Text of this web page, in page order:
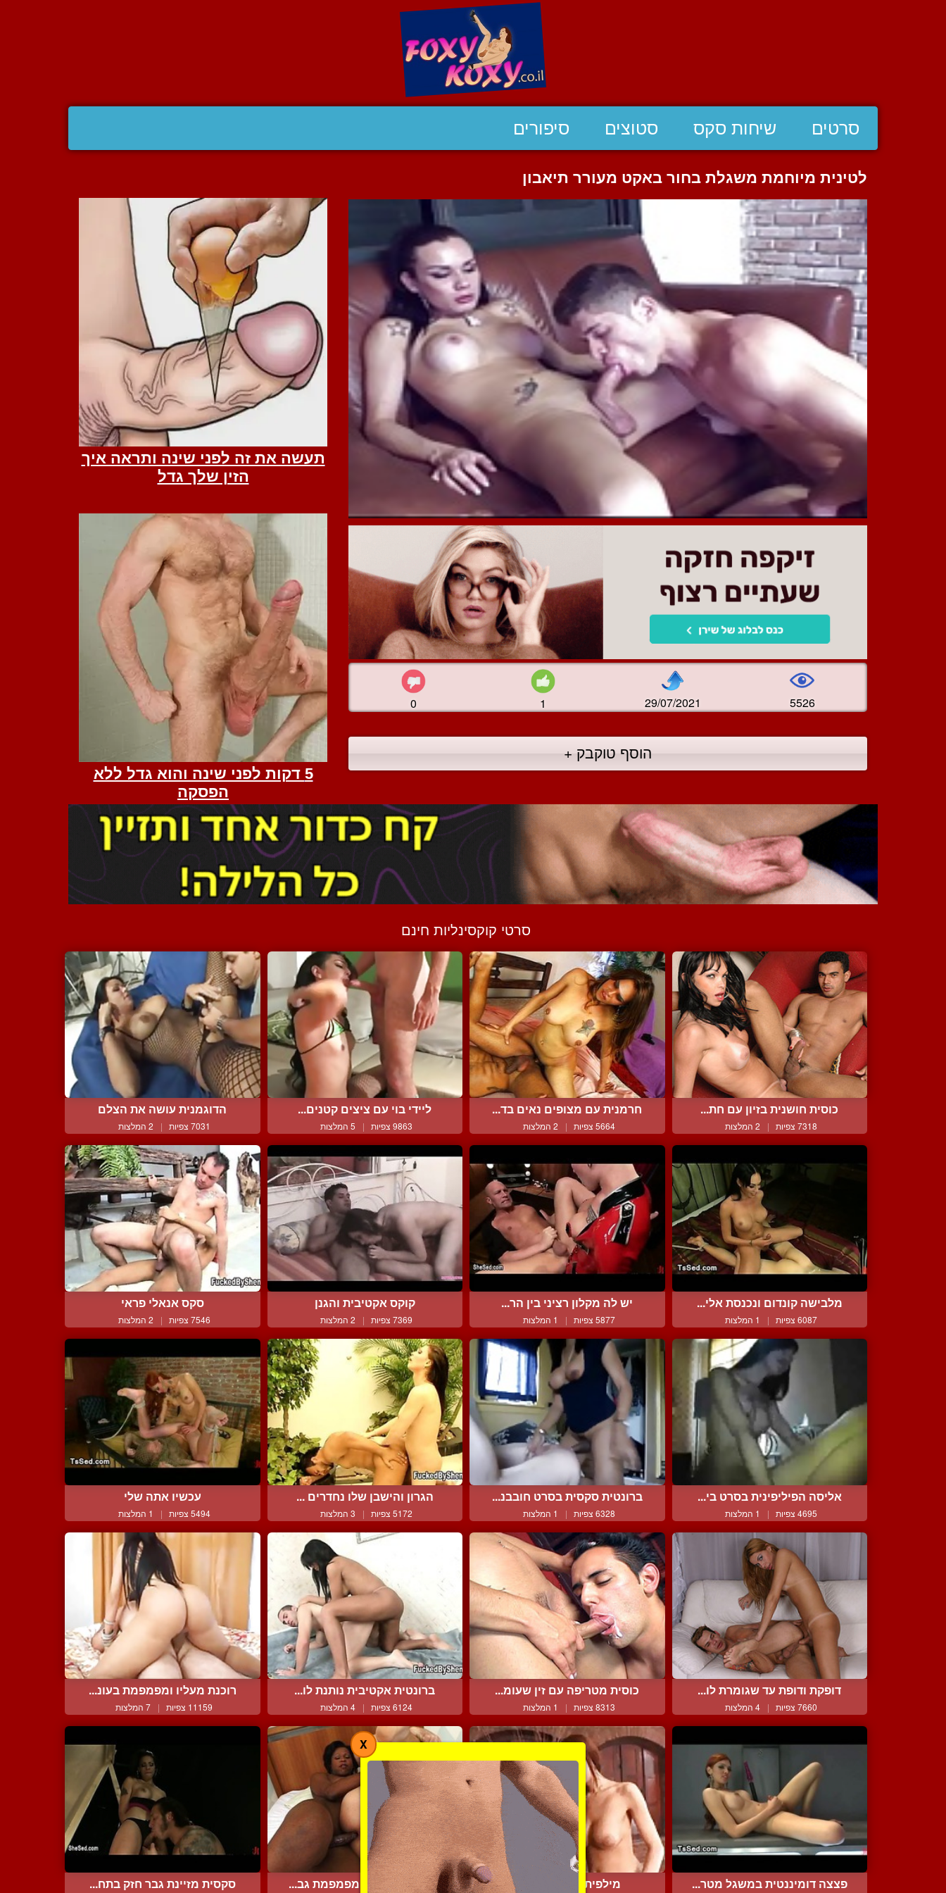
סרטים שיחות סקס סטוצים סיפורים
לטינית מיוחמת משגלת בחור באקט מעורר תיאבון
0 1 29/07/2021 5526
הוסף טוקבק +
סרטי קוקסינליות חינם
כוסית חושנית בזיון עם חת...
7318 צפיות | 2 המלצות
חרמנית עם מצופים נאים בד...
5664 צפיות | 2 המלצות
ליידי בוי עם ציצים קטנים...
9863 צפיות | 5 המלצות
הדוגמנית עושה את הצלם
7031 צפיות | 2 המלצות
מלבישה קונדום ונכנסת אלי...
6087 צפיות | 1 המלצות
יש לה מקלון רציני בין הר...
5877 צפיות | 1 המלצות
קוקס אקטיבית והגנן
7369 צפיות | 2 המלצות
סקס אנאלי פראי
7546 צפיות | 2 המלצות
אליסה הפיליפינית בסרט בי...
4695 צפיות | 1 המלצות
ברונטית סקסית בסרט חובבנ...
6328 צפיות | 1 המלצות
הגרון והישבן שלו נחדרים ...
5172 צפיות | 3 המלצות
עכשיו אתה שלי
5494 צפיות | 1 המלצות
דופקת ודופת עד שגומרת לו...
7660 צפיות | 4 המלצות
כוסית מטריפה עם זין שעומ...
8313 צפיות | 1 המלצות
ברונטית אקטיבית נותנת לו...
6124 צפיות | 4 המלצות
רוכנת מעליו ומפמפמת בעונ...
11159 צפיות | 7 המלצות
פצצה דומיננטית במשגל מטר... מילפית בדפיקה חזקה איבוני הטרנסית מפמפמת גב... סקסית מזיינת גבר חזק בתח...
X